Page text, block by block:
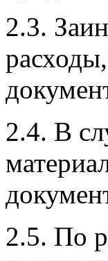
2.3.
2.4. В
2.5. По